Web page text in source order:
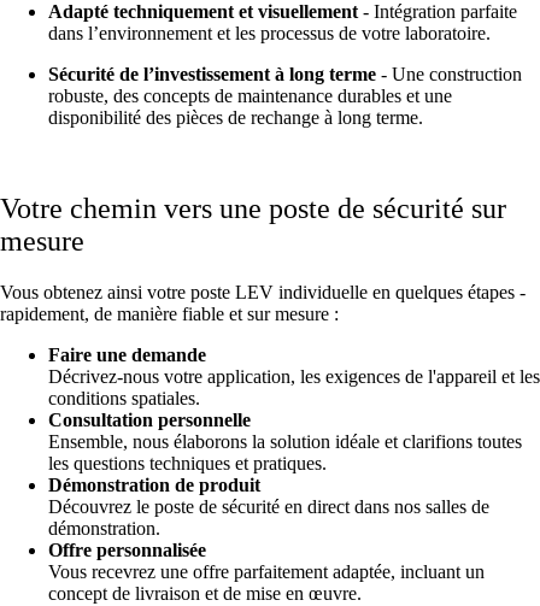
Adapté techniquement et visuellement - Intégration parfaite
dans l’environnement et les processus de votre laboratoire.
Sécurité de l’investissement à long terme - Une construction
robuste, des concepts de maintenance durables et une
disponibilité des pièces de rechange à long terme.
Votre chemin vers une poste de sécurité sur
mesure
Vous obtenez ainsi votre poste LEV individuelle en quelques étapes -
rapidement, de manière fiable et sur mesure :
Faire une demande
Décrivez-nous votre application, les exigences de l'appareil et les
conditions spatiales.
Consultation personnelle
Ensemble, nous élaborons la solution idéale et clarifions toutes
les questions techniques et pratiques.
Démonstration de produit
Découvrez le poste de sécurité en direct dans nos salles de
démonstration.
Offre personnalisée
Vous recevrez une offre parfaitement adaptée, incluant un
concept de livraison et de mise en œuvre.